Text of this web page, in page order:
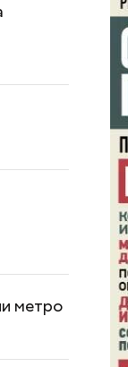
метро